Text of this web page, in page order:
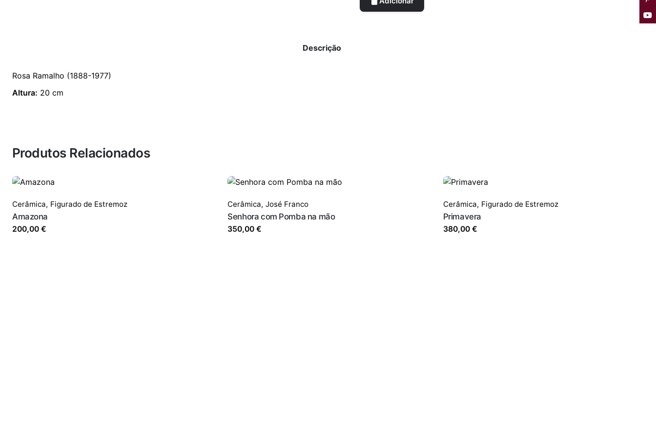
Descrição
Rosa Ramalho (1888-1977)
Altura: 20 cm
Produtos Relacionados
Cerâmica, Figurado de Estremoz
Amazona
200,00 €
Cerâmica, José Franco
Senhora com Pomba na mão
350,00€
Cerâmica, Figurado de Estremoz
Primavera
380,00 €